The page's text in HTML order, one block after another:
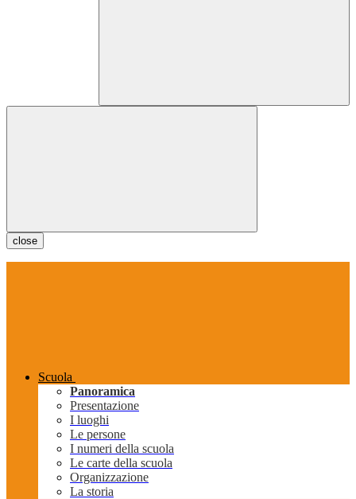
close
Scuola
Panoramica
Presentazione
I luoghi
Le persone
I numeri della scuola
Le carte della scuola
Organizzazione
La storia